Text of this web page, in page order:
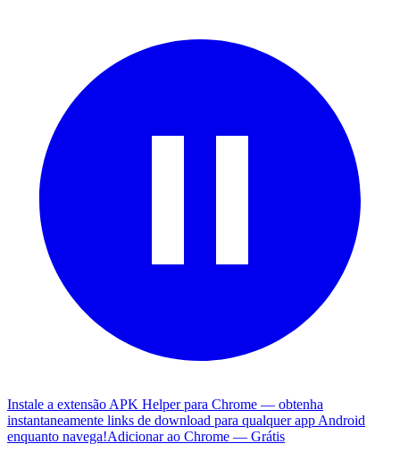
Instale a extensão APK Helper para Chrome — obtenha
instantaneamente links de download para qualquer app Android
enquanto navega!Adicionar ao Chrome — Grátis